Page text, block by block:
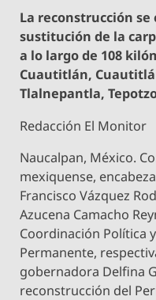
La reconstrucción
sustitución de la
a lo largo de 108
Cuautitlán,
Tlalnepantla,
Redacción El Monitor
Naucalpan, México.
mexiquense,
Francisco Vázquez
Azucena Camacho
Coordinación Política
Permanente,
gobernadora Delfina
reconstrucción del